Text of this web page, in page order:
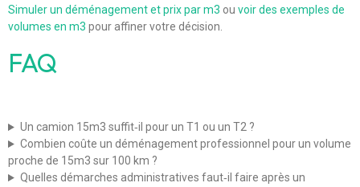
Simuler un déménagement et prix par m3 ou voir des exemples de
volumes en m3 pour affiner votre décision.
FAQ
Un camion 15m3 suffit‑il pour un T1 ou un T2 ?
Combien coûte un déménagement professionnel pour un volume
proche de 15m3 sur 100 km ?
Quelles démarches administratives faut‑il faire après un